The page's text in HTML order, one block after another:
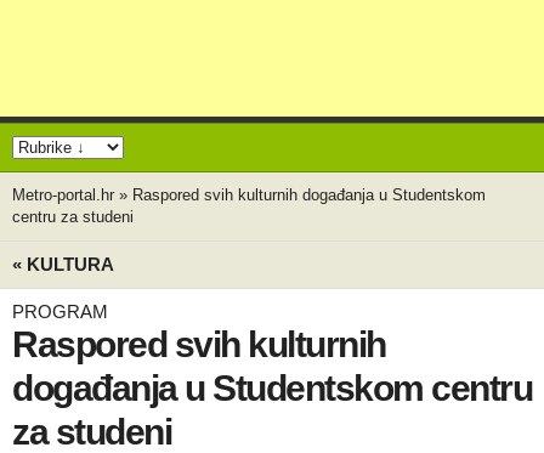
Metro-portal.hr » Raspored svih kulturnih događanja u Studentskom
centru za studeni
« KULTURA
PROGRAM
Raspored svih kulturnih
događanja u Studentskom centru
za studeni